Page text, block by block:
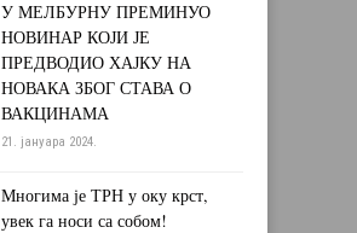
У МЕЛБУРНУ ПРЕМИНУО
НОВИНАР КОЈИ ЈЕ
ПРЕДВОДИО ХАЈКУ НА
НОВАКА ЗБОГ СТАВА О
ВАКЦИНАМА
21. јануара 2024.
Многима је ТРН у оку крст,
увек га носи са собом!